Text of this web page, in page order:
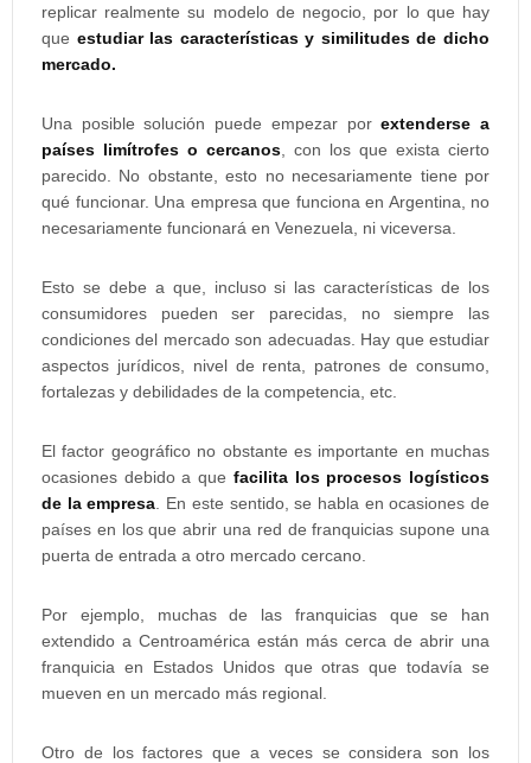
replicar realmente su modelo de negocio, por lo que hay
que estudiar las características y similitudes de dicho
mercado.
Una posible solución puede empezar porextenderse a
países limítrofes o cercanos , con los que exista cierto
parecido. No obstante, esto no necesariamente tiene por
qué funcionar. Una empresa que funciona en Argentina, no
necesariamente funcionará en Venezuela, ni viceversa.
Esto se debe a que, incluso si las características de los
consumidores pueden ser parecidas, no siempre las
condiciones del mercado son adecuadas. Hay que estudiar
aspectos jurídicos, nivel de renta, patrones de consumo,
fortalezas y debilidades de la competencia, etc.
El factor geográfico no obstante es importante en muchas
ocasiones debido a que facilita los procesos logísticos
de la empresa . En este sentido, se habla en ocasiones de
países en los que abrir una red de franquicias supone una
puerta de entrada a otro mercado cercano.
Por ejemplo, muchas de las franquicias que se han
extendido a Centroamérica están más cerca de abrir una
franquicia en Estados Unidos que otras que todavía se
mueven en un mercado más regional.
Otro de los factores que a veces se considera son los